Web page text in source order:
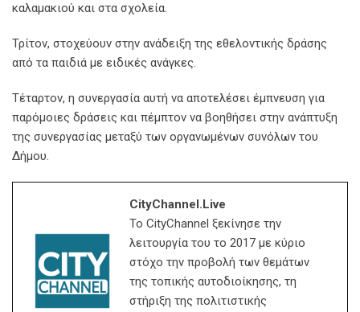
καλαμακιού και στα σχολεία.
Τρίτον, στοχεύουν στην ανάδειξη της εθελοντικής δράσης
από τα παιδιά με ειδικές ανάγκες.
Τέταρτον, η συνεργασία αυτή να αποτελέσει έμπνευση για
παρόμοιες δράσεις και πέμπτον να βοηθήσει στην ανάπτυξη
της συνεργασίας μεταξύ των οργανωμένων συνόλων του
Δήμου.
CityChannel.live
Το CityChannel ξεκίνησε την
λειτουργία του το 2017 με κύριο
στόχο την προβολή των θεμάτων
της τοπικής αυτοδιοίκησης, τη
στήριξη της πολιτιστικής